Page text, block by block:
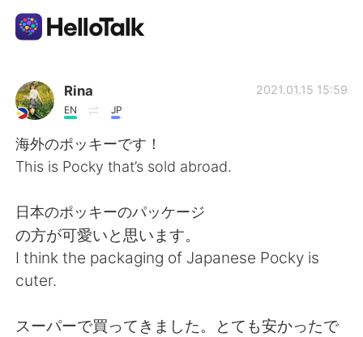
Language Exchange App
AI Grammar Checker
English
简体中文 繁體中文
Español
Français Deutsch
Rina
EN JP
2021.01.15 15:59
海外のポッキーです！
This is Pocky that’s sold abroad.
日本のポッキーのパッケージ
の方が可愛いと思います。
I think the packaging of Japanese Pocky is
cuter.
スーパーで買ってきました。とても安かったで